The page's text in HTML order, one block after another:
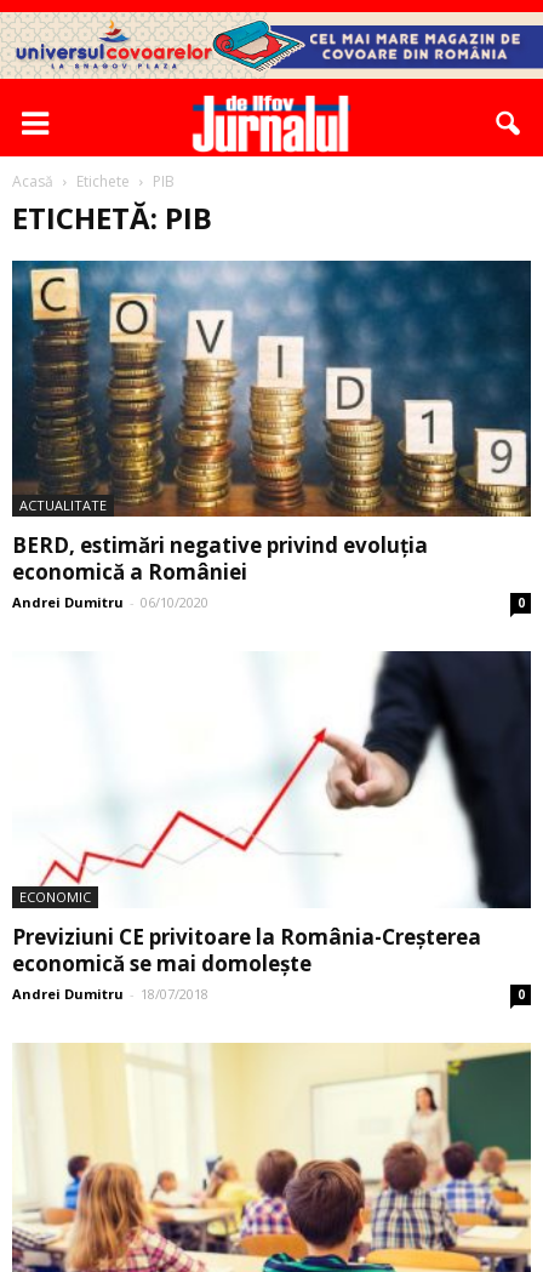
Acasă Etichete PIB
ETICHETĂ: PIB
ACTUALITATE
BERD, estimări negative privind evoluția
economică a României
Andrei Dumitru - 06/10/2020 0
ECONOMIC
Previziuni CE privitoare la România-Creșterea
economică se mai domolește
Andrei Dumitru - 18/07/2018 0